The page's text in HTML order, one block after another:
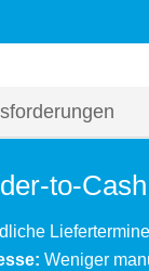
to-
Weniger